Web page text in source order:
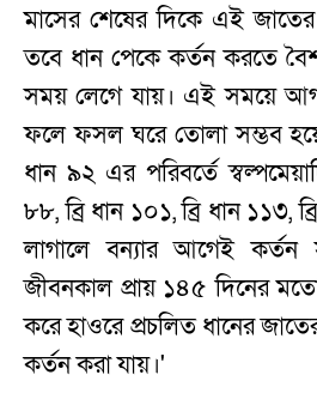
মাসের শেষের দিকে এই
তবে ধান পেকে কর্তন করতে
সময় লেগে যায়। এই সময়ে
ফলে ফসল ঘরে তোলা সম্ভব হয়ে
ধান ৯২ এর পরিবর্তে
৮৮, ব্রি ধান ১০১, ব্রি ধান ১১৩,
লাগালে বন্যার আগেই
জীবনকাল প্রায় ১৪৫ দিনের
করে হাওরে প্রচলিত ধানের
কর্তন করা যায়।'